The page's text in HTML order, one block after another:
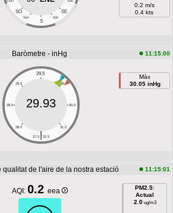
SO SE
SSO SSE
S
0.2 m/s
0.4 kts
Baròmetre - inHg 11:15:00
29.5
29.0 30.0
28.5 30.5
28.0 31.0
|
27.5 31.5
29.93
Màx
30.05 inHg
qualitat de l'aire de la nostra estació 11:15:01
AQI: 0.2 eea PM2.5:
Actual
2.0ug/m3